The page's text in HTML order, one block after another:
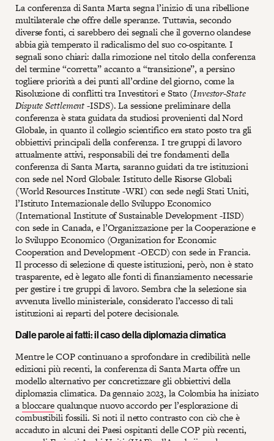
La conferenza di Santa Marta segna l’inizio di una ribellione
multilaterale che offre delle speranze. Tuttavia, secondo
diverse fonti, ci sarebbero dei segnali che il governo olandese
abbia già temperato il radicalismo del suo co-ospitante. I
segnali sono chiari: dalla rimozione nel titolo della conferenza
del termine “corretta” accanto a “transizione”, a persino
togliere priorità a dei punti all’ordine del giorno, come la
Risoluzione di conflitti tra Investitori e Stato (Investor-State
Dispute Settlement-ISDS). La sessione preliminare della
conferenza è stata guidata da studiosi provenienti dal Nord
Globale, in quanto il collegio scientifico era stato posto tra gli
obbiettivi principali della conferenza. I tre gruppi di lavoro
attualmente attivi, responsabili dei tre fondamenti della
conferenza di Santa Marta, saranno guidati da tre istituzioni
con sede nel Nord Globale: Istituto delle Risorse Globali
(World Resources Institute -WRI) con sede negli Stati Uniti,
l’Istituto Internazionale dello Sviluppo Economico
(International Institute of Sustainable Development -IISD)
con sede in Canada, e l’Organizzazione per la Cooperazione e
lo Sviluppo Economico (Organization for Economic
Cooperation and Development -OECD) con sede in Francia.
Il processo di selezione di queste istituzioni, però, non è stato
trasparente, ed è legato alle fonti di finanziamento necessarie
per gestire i tre gruppi di lavoro. Sembra che la selezione sia
avvenuta livello ministeriale, considerato l’accesso di tali
istituzioni ai reparti del potere decisionale.
Dalle parole ai fatti: il caso della diplomazia climatica
Mentre le COP continuano a sprofondare in credibilità nelle
edizioni più recenti, la conferenza di Santa Marta offre un
modello alternativo per concretizzare gli obbiettivi della
diplomazia climatica. Da gennaio 2023, la Colombia ha iniziato
abloccarequalunque nuovo accordo per l’esplorazione di
combustibili fossili. Si noti il netto contrasto con ciò che è
accaduto in alcuni dei Paesi ospitanti delle COP più recenti,